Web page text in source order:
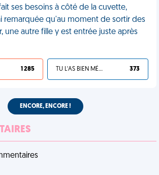
ses besoins à côté de la cuvette,
remarquée qu'au moment de sortir des
une autre fille y est entrée juste après
1 285 TU L'AS BIEN MÉRITÉ 373
ENCORE, ENCORE !